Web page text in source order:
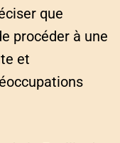
que
procéder à une
et